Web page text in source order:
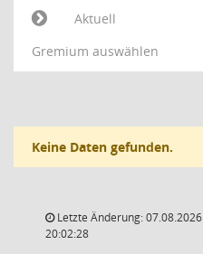
Aktuell
Gremium auswählen
Keine Daten gefunden.
Letzte Änderung: 07.08.2026
20:02:28